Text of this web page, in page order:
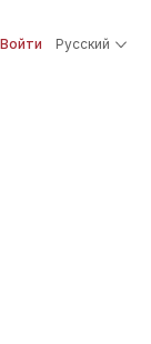
Войти Русский